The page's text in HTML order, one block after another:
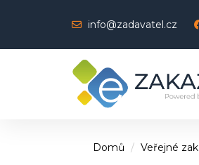
info@zadavatel.cz
Domů Veřejné